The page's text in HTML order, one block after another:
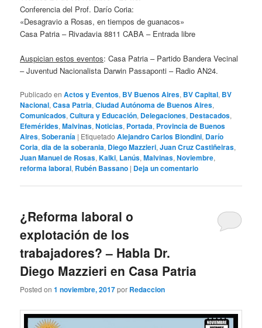
Conferencia del Prof. Darío Coria:
«Desagravio a Rosas, en tiempos de guanacos»
Casa Patria – Rivadavia 8811 CABA – Entrada libre
Auspician estos eventos: Casa Patria – Partido Bandera Vecinal
– Juventud Nacionalista Darwin Passaponti – Radio AN24.
Publicado en Actos y Eventos, BV Buenos Aires, BV Capital, BV
Nacional,Casa Patria,Ciudad Autónoma de Buenos Aires,
Comunicados,Cultura y Educación, Delegaciones, Destacados,
Efemérides,Malvinas,Noticias, Portada, Provincia de Buenos
Aires,Soberanía | Etiquetado Alejandro Carlos Biondini, Darío
Coria,dia de la soberania, Diego Mazzieri,Juan Cruz Castiñeiras,
Juan Manuel de Rosas,Kalki, Lanús,Malvinas,Noviembre,
reforma laboral, Rubén Bassano | Deja un comentario
¿Reforma laboral o
explotación de los
trabajadores? – Habla Dr.
Diego Mazzieri en Casa Patria
Posted on1 noviembre, 2017por Redaccion